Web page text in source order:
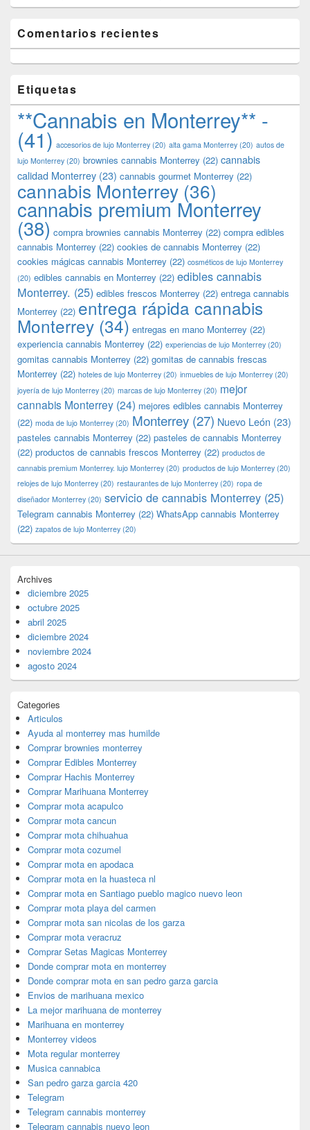
Comentarios recientes
Etiquetas
**Cannabis en Monterrey** -
(41) accesorios de lujo Monterrey (20) alta gama Monterrey (20) autos de
lujo Monterrey (20) brownies cannabis Monterrey (22) cannabis
calidad Monterrey (23) cannabis gourmet Monterrey (22)
cannabis Monterrey (36)
cannabis premium Monterrey
(38) compra brownies cannabis Monterrey (22) compra edibles
cannabis Monterrey (22) cookies de cannabis Monterrey (22)
cookies mágicas cannabis Monterrey (22) cosméticos de lujo Monterrey
(20) edibles cannabis en Monterrey (22) edibles cannabis
Monterrey. (25) edibles frescos Monterrey (22) entrega cannabis
Monterrey (22) entrega rápida cannabis
Monterrey (34) entregas en mano Monterrey (22)
experiencia cannabis Monterrey (22) experiencias de lujo Monterrey (20)
gomitas cannabis Monterrey (22) gomitas de cannabis frescas
Monterrey (22) hoteles de lujo Monterrey (20) inmuebles de lujo Monterrey (20)
joyería de lujo Monterrey (20) marcas de lujo Monterrey (20) mejor
cannabis Monterrey (24) mejores edibles cannabis Monterrey
(22) moda de lujo Monterrey (20) Monterrey (27) Nuevo León (23)
pasteles cannabis Monterrey (22) pasteles de cannabis Monterrey
(22) productos de cannabis frescos Monterrey (22) productos de
cannabis premium Monterrey. lujo Monterrey (20) productos de lujo Monterrey (20)
relojes de lujo Monterrey (20) restaurantes de lujo Monterrey (20) ropa de
diseñador Monterrey (20) servicio de cannabis Monterrey (25)
Telegram cannabis Monterrey (22) WhatsApp cannabis Monterrey
(22) zapatos de lujo Monterrey (20)
Archives
diciembre 2025
octubre 2025
abril 2025
diciembre 2024
noviembre 2024
agosto 2024
Categories
Articulos
Ayuda al monterrey mas humilde
Comprar brownies monterrey
Comprar Edibles Monterrey
Comprar Hachis Monterrey
Comprar Marihuana Monterrey
Comprar mota acapulco
Comprar mota cancun
Comprar mota chihuahua
Comprar mota cozumel
Comprar mota en apodaca
Comprar mota en la huasteca nl
Comprar mota en Santiago pueblo magico nuevo leon
Comprar mota playa del carmen
Comprar mota san nicolas de los garza
Comprar mota veracruz
Comprar Setas Magicas Monterrey
Donde comprar mota en monterrey
Donde comprar mota en san pedro garza garcia
Envios de marihuana mexico
La mejor marihuana de monterrey
Marihuana en monterrey
Monterrey videos
Mota regular monterrey
Musica cannabica
San pedro garza garcia 420
Telegram
Telegram cannabis monterrey
Telegram cannabis nuevo leon